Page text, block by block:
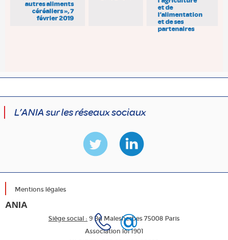
autres aliments
céréaliers », 7
février 2019
et de
l’alimentation
et de ses
partenaires
L’ANIA sur les réseaux sociaux
Mentions légales
ANIA
Siège social : 9 Bd Malesherbes 75008 Paris
Association loi 1901